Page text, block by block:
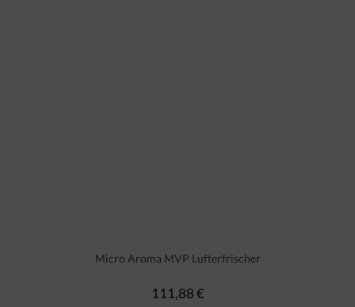
Micro Aroma MVP Lufterfrischer
Regulärer Preis:
111,88 €